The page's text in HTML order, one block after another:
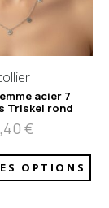
acier 7
Triskel rond
€
OPTIONS